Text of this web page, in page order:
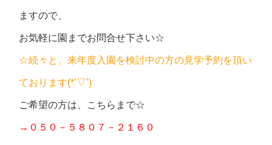
ますので、
お気軽に園までお問合せ下さい☆
☆続々と、来年度入園を検討中の方の見学予約を頂い
ております(*’▽’)
ご希望の方は、こちらまで☆
→０５０－５８０７－２１６０